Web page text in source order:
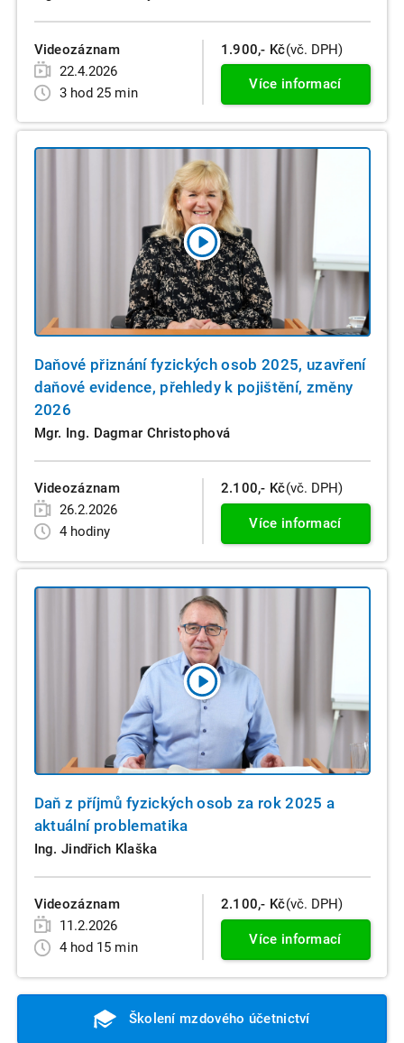
Videozáznam
22.4.2026
3 hod 25 min
1.900,- Kč(vč. DPH)
Více informací
Daňové přiznání fyzických osob 2025, uzavření
daňové evidence, přehledy k pojištění, změny
2026
Mgr. Ing. Dagmar Christophová
Videozáznam
26.2.2026
4 hodiny
2.100,- Kč(vč. DPH)
Více informací
Daň z příjmů fyzických osob za rok 2025 a
aktuální problematika
Ing. Jindřich Klaška
Videozáznam
11.2.2026
4 hod 15 min
2.100,- Kč(vč. DPH)
Více informací
Školení mzdového účetnictví